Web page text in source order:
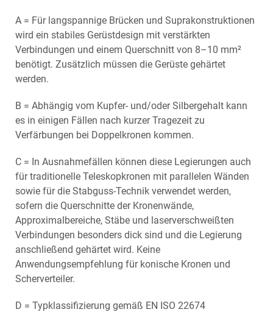
A = Für langspannige Brücken und Suprakonstruktionen
wird ein stabiles Gerüstdesign mit verstärkten
Verbindungen und einem Querschnitt von 8–10 mm²
benötigt. Zusätzlich müssen die Gerüste gehärtet
werden.
B = Abhängig vom Kupfer- und/oder Silbergehalt kann
es in einigen Fällen nach kurzer Tragezeit zu
Verfärbungen bei Doppelkronen kommen.
C = In Ausnahmefällen können diese Legierungen auch
für traditionelle Teleskopkronen mit parallelen Wänden
sowie für die Stabguss-Technik verwendet werden,
sofern die Querschnitte der Kronenwände,
Approximalbereiche, Stäbe und laserverschweißten
Verbindungen besonders dick sind und die Legierung
anschließend gehärtet wird. Keine
Anwendungsempfehlung für konische Kronen und
Scherverteiler.
D = Typklassifizierung gemäß EN ISO 22674